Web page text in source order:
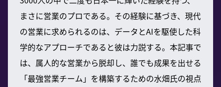
まさに営業のプロである。その経験に基づき、現代
の営業に求められるのは、データとAIを駆使した科
学的なアプローチであると彼は力説する。本記事で
は、属人的な営業から脱却し、誰でも成果を出せる
「最強営業チーム」を構築するための水畑氏の視点